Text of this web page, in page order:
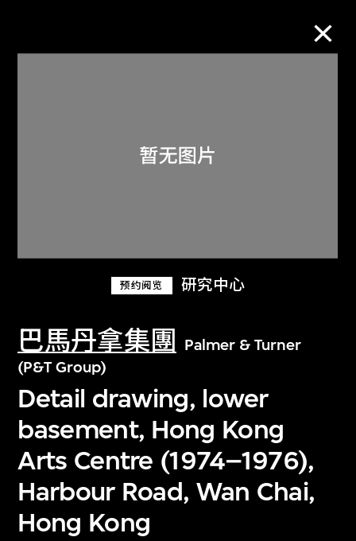
预约阅览 研究中心
巴馬丹拿集團
Palmer & Turner
(P&T Group)
Detail drawing, lower
basement, Hong Kong
Arts Centre (1974–1976),
Harbour Road, Wan Chai,
Hong Kong
关于M+藏品
探索世界顶级的二十及二十一世纪视觉
文化藏品。